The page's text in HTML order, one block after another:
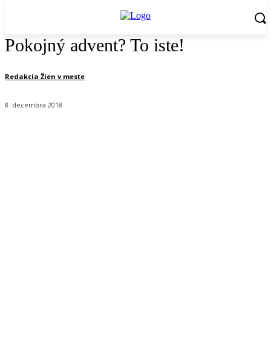
Pokojný advent? To iste!
Redakcia Žien v meste
8. decembra 2018